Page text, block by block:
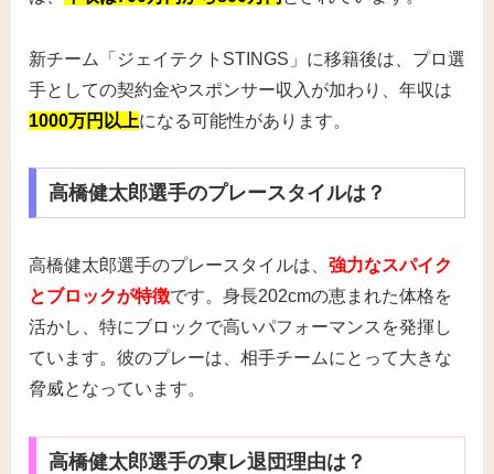
新チーム「ジェイテクトSTINGS」に移籍後は、プロ選
手としての契約金やスポンサー収入が加わり、年収は
1000万円以上になる可能性があります。
高橋健太郎選手のプレースタイルは？
高橋健太郎選手のプレースタイルは、 強力なスパイク
とブロックが特徴です。身長202cmの恵まれた体格を
活かし、特にブロックで高いパフォーマンスを発揮し
ています。彼のプレーは、相手チームにとって大きな
脅威となっています。
高橋健太郎選手の東レ退団理由は？